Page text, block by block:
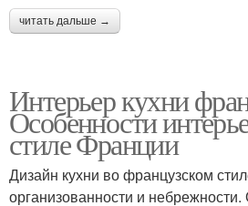
читать дальше →
Интерьер кухни
Особенности
стиле Франции
Дизайн кухни во французском
организованности и